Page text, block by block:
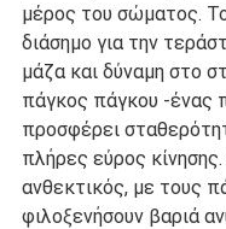
μέρος του σώματος.
διάσημο για την
μάζα και δύναμη στο
πάγκος πάγκου -ένας
προσφέρει
πλήρες εύρος
ανθεκτικός, με τους
φιλοξενήσουν βαριά